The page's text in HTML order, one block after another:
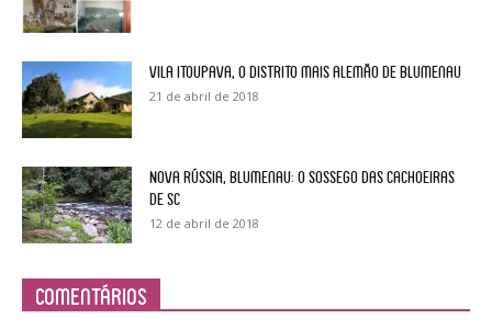
Vila Itoupava, o Distrito mais alemão de Blumenau
21 de abril de 2018
Nova Rússia, Blumenau: o sossego das cachoeiras
de SC
12 de abril de 2018
Comentários